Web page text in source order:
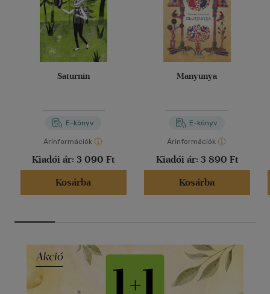
Saturnin
E-könyv
Árinformációk
Kiadói ár: 3 090 Ft
Kosárba
Manyunya
E-könyv
Árinformációk
Kiadói ár: 3 890 Ft
Kosárba